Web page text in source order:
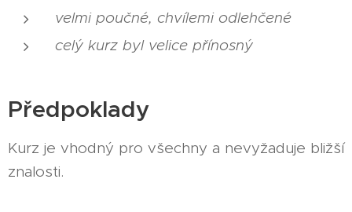
velmi poučné, chvílemi odlehčené
celý kurz byl velice přínosný
Předpoklady
Kurz je vhodný pro všechny a nevyžaduje bližší
znalosti.